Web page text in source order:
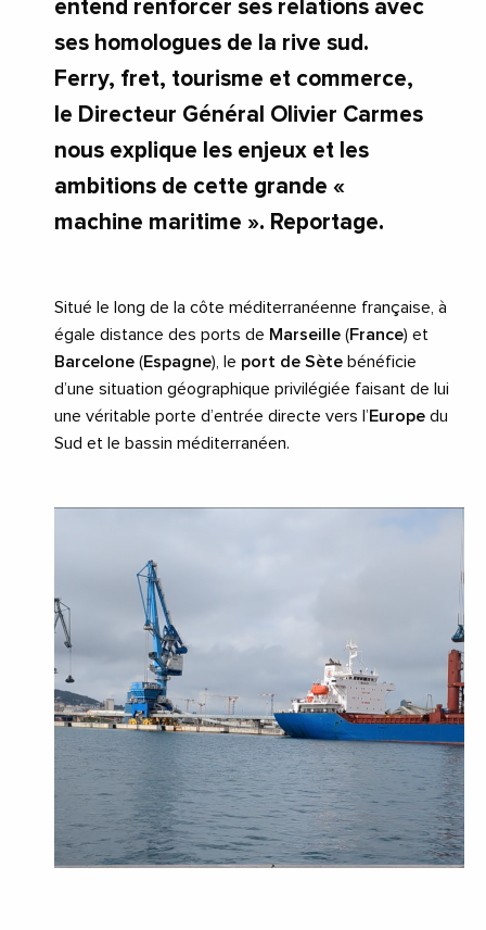
entend renforcer ses relations avec
ses homologues de la rive sud.
Ferry, fret, tourisme et commerce,
le Directeur Général Olivier Carmes
nous explique les enjeux et les
ambitions de cette grande «
machine maritime ». Reportage.
Situé le long de la côte méditerranéenne française, à
égale distance des ports de Marseille (France) et
Barcelone (Espagne), le port de Sète bénéficie
d’une situation géographique privilégiée faisant de lui
une véritable porte d’entrée directe vers l’Europe du
Sud et le bassin méditerranéen.